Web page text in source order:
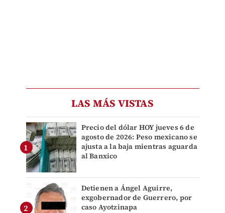
LAS MÁS VISTAS
Precio del dólar HOY jueves 6 de
agosto de 2026: Peso mexicano se
ajusta a la baja mientras aguarda
al Banxico
Detienen a Ángel Aguirre,
exgobernador de Guerrero, por
caso Ayotzinapa